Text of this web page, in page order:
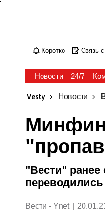
'
Коротко Связь
Новости 24/7
Vesty Новости
Минфин
"Вести" ранее
Вести - Ynet